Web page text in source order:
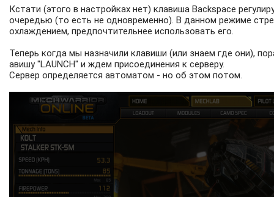
Кстати (этого в настройках нет) клавиша Backspace
очередью (то есть не одновременно). В данном режиме
охлаждением, предпочтительнее использовать его.
Теперь когда мы назначили клавиши (или знаем где они),
авишу "LAUNCH" и ждем присоединения к серверу.
Сервер определяется автоматом - но об этом потом.